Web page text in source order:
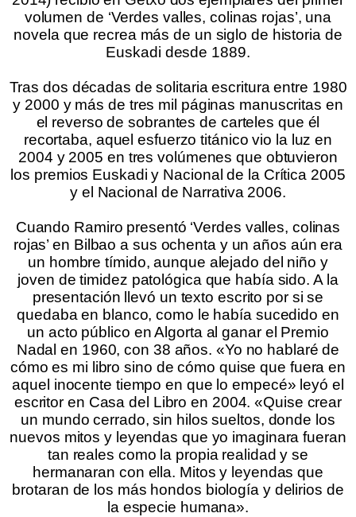
volumen de ‘Verdes valles, colinas rojas’, una
novela que recrea más de un siglo de historia de
Euskadi desde 1889.
Tras dos décadas de solitaria escritura entre 1980
y 2000 y más de tres mil páginas manuscritas en
el reverso de sobrantes de carteles que él
recortaba, aquel esfuerzo titánico vio la luz en
2004 y 2005 en tres volúmenes que obtuvieron
los premios Euskadi y Nacional de la Crítica 2005
y el Nacional de Narrativa 2006.
Cuando Ramiro presentó ‘Verdes valles, colinas
rojas’ en Bilbao a sus ochenta y un años aún era
un hombre tímido, aunque alejado del niño y
joven de timidez patológica que había sido. A la
presentación llevó un texto escrito por si se
quedaba en blanco, como le había sucedido en
un acto público en Algorta al ganar el Premio
Nadal en 1960, con 38 años. «Yo no hablaré de
cómo es mi libro sino de cómo quise que fuera en
aquel inocente tiempo en que lo empecé» leyó el
escritor en Casa del Libro en 2004. «Quise crear
un mundo cerrado, sin hilos sueltos, donde los
nuevos mitos y leyendas que yo imaginara fueran
tan reales como la propia realidad y se
hermanaran con ella. Mitos y leyendas que
brotaran de los más hondos biología y delirios de
la especie humana».